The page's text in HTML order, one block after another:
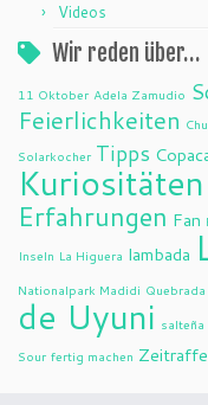
Videos
Wir reden über…
11 Oktober Adela Zamudio
Feierlichkeiten
Solarkocher Tipps
Kuriositäten
Erfahrungen Fan
Inseln La Higuera lambada
Nationalpark Madidi
de Uyuni salteña
Sour fertig machen